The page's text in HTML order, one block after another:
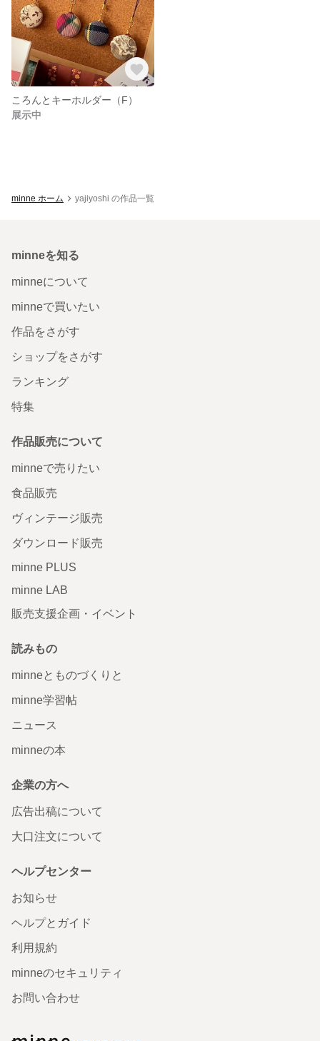
ころんとキーホルダー（F）
展示中
minne ホーム yajiyoshi の作品一覧
minneを知る
minneについて
minneで買いたい
作品をさがす
ショップをさがす
ランキング
特集
作品販売について
minneで売りたい
食品販売
ヴィンテージ販売
ダウンロード販売
minne PLUS
minne LAB
販売支援企画・イベント
読みもの
minneとものづくりと
minne学習帖
ニュース
minneの本
企業の方へ
広告出稿について
大口注文について
ヘルプセンター
お知らせ
ヘルプとガイド
利用規約
minneのセキュリティ
お問い合わせ